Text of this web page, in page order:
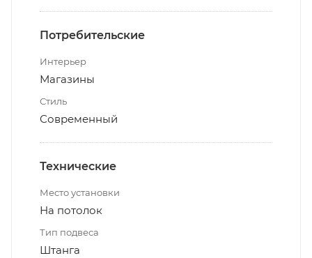
Потребительские
Интерьер
Магазины
Стиль
Современный
Технические
Место установки
На потолок
Тип подвеса
Штанга